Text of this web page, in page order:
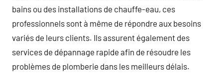
bains ou des installations de chauffe-eau, ces
professionnels sont à même de répondre aux besoins
variés de leurs clients. Ils assurent également des
services de dépannage rapide afin de résoudre les
problèmes de plomberie dans les meilleurs délais.